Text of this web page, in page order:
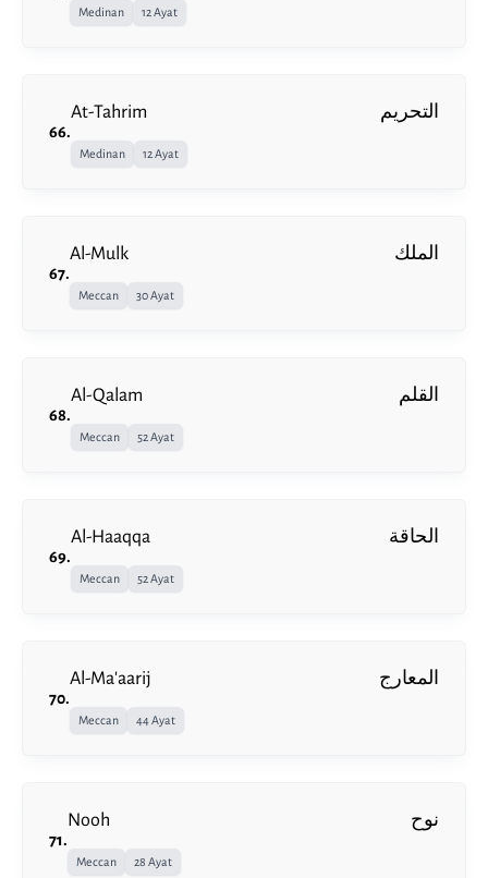
Medinan 12 Ayat
66.
At-Tahrim التحريم
Medinan 12 Ayat
67.
Al-Mulk الملك
Meccan 30 Ayat
68.
Al-Qalam القلم
Meccan 52 Ayat
69.
Al-Haaqqa الحاقة
Meccan 52 Ayat
70.
Al-Ma'aarij المعارج
Meccan 44 Ayat
71.
Nooh نوح
Meccan 28 Ayat